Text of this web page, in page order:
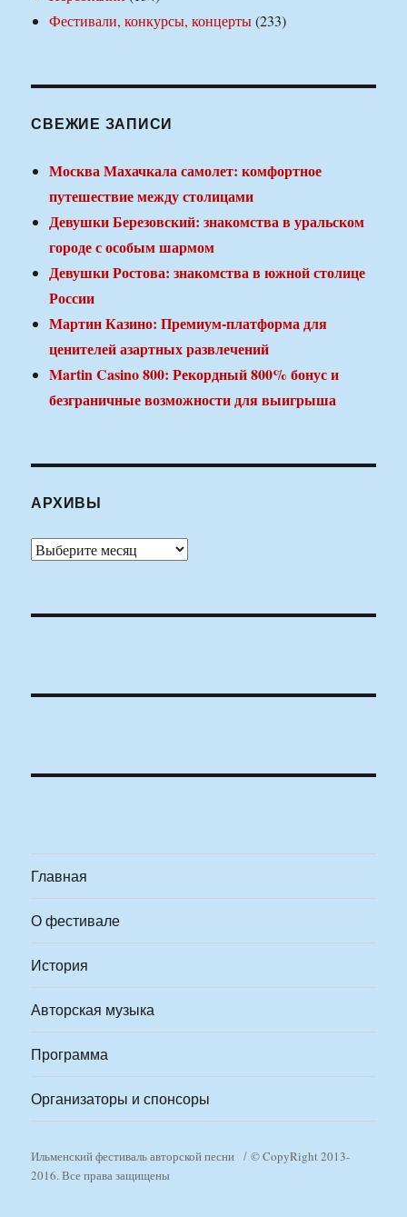
Фестивали, конкурсы, концерты(233)
СВЕЖИЕ ЗАПИСИ
Москва Махачкала самолет: комфортное
путешествие между столицами
Девушки Березовский: знакомства в уральском
городе с особым шармом
Девушки Ростова: знакомства в южной столице
России
Мартин Казино: Премиум-платформа для
ценителей азартных развлечений
Martin Casino 800: Рекордный 800% бонус и
безграничные возможности для выигрыша
АРХИВЫ
Архивы
Главная
О фестивале
История
Авторская музыка
Программа
Организаторы и спонсоры
Ильменский фестиваль авторской песни
© CopyRight 2013-
2016. Все права защищены